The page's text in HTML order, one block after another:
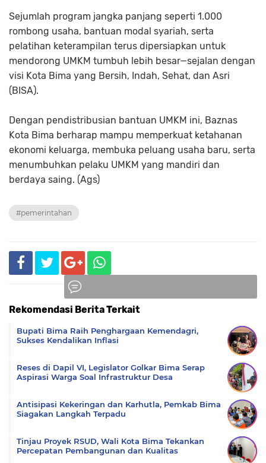
Sejumlah program jangka panjang seperti 1.000
rombong usaha, bantuan modal syariah, serta
pelatihan keterampilan terus dipersiapkan untuk
mendorong UMKM tumbuh lebih besar—sejalan dengan
visi Kota Bima yang Bersih, Indah, Sehat, dan Asri
(BISA).
Dengan pendistribusian bantuan UMKM ini, Baznas
Kota Bima berharap mampu memperkuat ketahanan
ekonomi keluarga, membuka peluang usaha baru, serta
menumbuhkan pelaku UMKM yang mandiri dan
berdaya saing. (Ags)
#pemerintahan
Rekomendasi Berita Terkait
Bupati Bima Raih Penghargaan Kemendagri,
Sukses Kendalikan Inflasi
Reses di Dapil VI, Legislator Golkar Bima Serap
Aspirasi Warga Soal Infrastruktur Desa
Antisipasi Kekeringan dan Karhutla, Pemkab Bima
Siagakan Langkah Terpadu
Tinjau Proyek RSUD, Wali Kota Bima Tekankan
Percepatan Pembangunan dan Kualitas